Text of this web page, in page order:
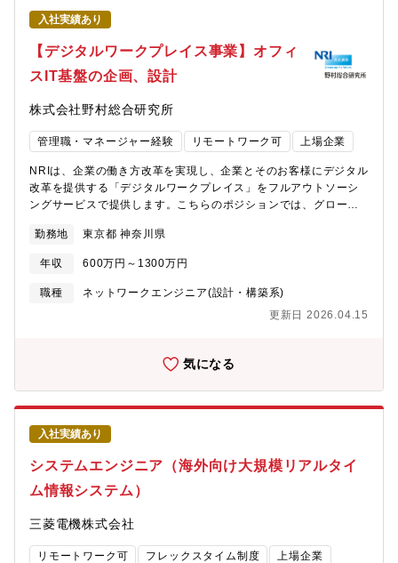
シミュレーションを実行し結果を効率的に解析可能にする環境を
開発する仲間を探しております。【職場情報】 ①組織ミッション
と今後の方向性J-QuAD DYNAMICSは自動運転、先進安全運転支
援、自動駐車、車両運動制御の4領域での開発経験を生かし、アプ
リケーション仕様策定から実車評価まで、ソフトウェア開発を全
室は、先進運転支援システムの開発を支える開発環境の構築に取
り組んでいます。②組織構成（年齢層/人数規模）、キャリア入社
者比率/前職業界、在宅勤務利用率◎ 組織構成2022年に室を立ち
でフラットに皆で切磋琢磨している、急成長、急拡大中の注目度
の高い組織です。◎在宅勤務：J-QuADではFace to Faceのコミ
ュニケーションが重要と考え、在宅勤務は10日/月以内をルールに
しています。
入社実績あり
【デジタルワークプレイス事業】オフィ
スIT基盤の企画、設計
株式会社野村総合研究所
管理職・マネージャー経験 リモートワーク可 上場企業
NRIは、企業の働き方改革を実現し、企業とそのお客様にデジタル
改革を提供する「デジタルワークプレイス」をフルアウトソーシ
ングサービスで提供します。こちらのポジションでは、グローバ
術やクラウドサービスを活用して、デジタルワークプレイスにお
ける次世代オフィスIT環境の企画、設計、構築、運用を担当いた
だきます。主な技術領域は、パブリッククラウド、ネットワー
ク、セキュリティ、Microsoftテクノロジーです。【アピールポイ
の価値観が大きく変わろうとしています。ワークライフバランス
し、働く場所とITを提供する事業として組織されたのがNRIのデジ
タルワークプレイス事業です。私たちは、まずお客様の課題やゴ
ールを共有することから始め、その解決の手段としてコミュニケ
ーションIT、オフィスIT、AI、IoTなどあらゆる先端技術を駆使
し、お客様のゴールに向かって一緒に走るビジネスモデルです。
このビジネスモデルが、お客様からも支持され多く引き合いを頂
き、事業を組織して以来年率１５％の事業成長を遂げ、現在約200
名の社員が活躍しています。様々な有識者がいるNRIの仲間と一緒
に、あなたのコミュニケーション力、先端技術への洞察力と理解
資料】■デジタルワークプレイス事業のホームページ デジタルワ
ークプレイス事業について：
https://www.nri.com/jp/service/solution/ips/dwp デジタルワー
勤務地 東京都 神奈川県
年収 600万円～1300万円
職種
ネットワークエンジニア(設計・構築系)
更新日 2026.04.15
気になる
入社実績あり
システムエンジニア（海外向け大規模リアルタイ
ム情報システム）
三菱電機株式会社
リモートワーク可 フレックスタイム制度 上場企業